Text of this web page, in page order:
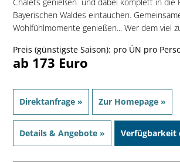
Chalets genießen  und dabei komplett in die
Bayerischen Waldes eintauchen.
Wohlfühlmomente genießen... Wer dem viel
Preis (günstigste Saison): pro ÜN pro
ab 173 Euro
Direktanfrage » Zur Homepage »
Details & Angebote » Verfügbarkeit